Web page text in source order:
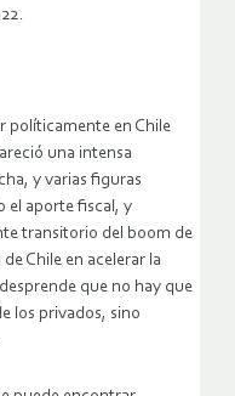
políticamente en Chile
una intensa
y varias figuras
el aporte fiscal, y
transitorio del boom de
Chile en acelerar la
que no hay que
los privados, sino